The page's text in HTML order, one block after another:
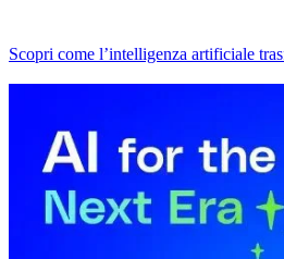
Scopri come l’intelligenza artificiale